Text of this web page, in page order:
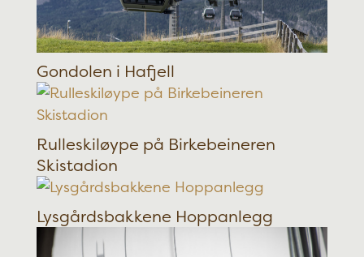
Gondolen i Hafjell
Rulleskiløype på Birkebeineren
Skistadion
Lysgårdsbakkene Hoppanlegg